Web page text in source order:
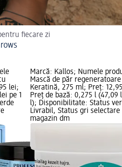
fiecare zi
lei;
pe 1
Marcă: Kallos; Numele
Mască de păr
Keratină, 275 ml; Preț:
Preț de bază: 0,275 l (47,09
l); Disponibilitate: Status
Livrabil, Status gri selectare
magazin dm